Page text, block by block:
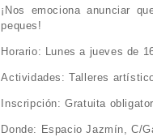
¡Nos emociona anunciar
peques!
Horario: Lunes a jueves de
Actividades: Talleres
Inscripción: Gratuita
Donde: Espacio Jazmín, C/